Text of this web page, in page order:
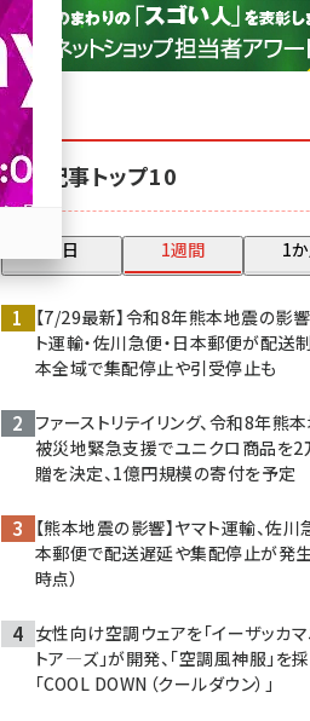
アスクル (1119)
base (1075)
人気記事トップ10
昨日 1週間 1
【7/29最新】令和8年熊本地震の影響
ト運輸・佐川急便・日本郵便が配送
本全域で集配停止や引受停止も
ファーストリテイリング、令和8年熊
被災地緊急支援でユニクロ商品を2
贈を決定、1億円規模の寄付を予定
【熊本地震の影響】ヤマト運輸、佐川
本郵便で配送遅延や集配停止が発
時点）
女性向け空調ウェアを「イーザッカ
トア―ズ」が開発、「空調風神服」を
「COOL DOWN（クールダウン）」